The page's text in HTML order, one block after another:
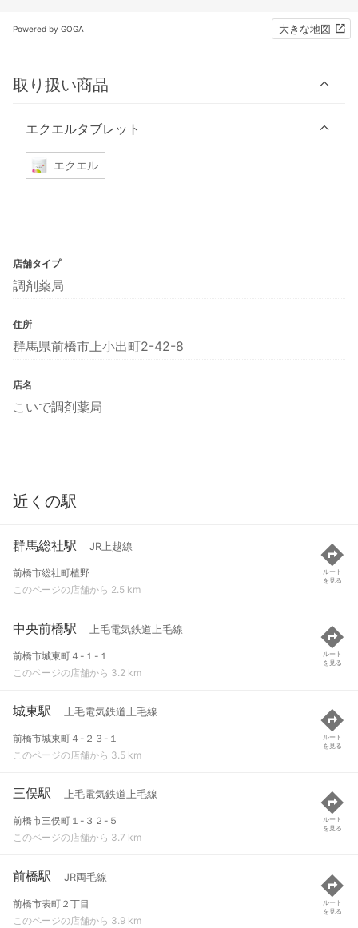
Powered by GOGA 大きな地図
取り扱い商品
エクエルタブレット
エクエル
店舗タイプ
調剤薬局
住所
群馬県前橋市上小出町2-42-8
店名
こいで調剤薬局
近くの駅
群馬総社駅 JR上越線
前橋市総社町植野
このページの店舗から 2.5 km
ルート
を見る
中央前橋駅 上毛電気鉄道上毛線
前橋市城東町４-１-１
このページの店舗から 3.2 km
ルート
を見る
城東駅 上毛電気鉄道上毛線
前橋市城東町４-２３-１
このページの店舗から 3.5 km
ルート
を見る
三俣駅 上毛電気鉄道上毛線
前橋市三俣町１-３２-５
このページの店舗から 3.7 km
ルート
を見る
前橋駅 JR両毛線
前橋市表町２丁目
このページの店舗から 3.9 km
ルート
を見る